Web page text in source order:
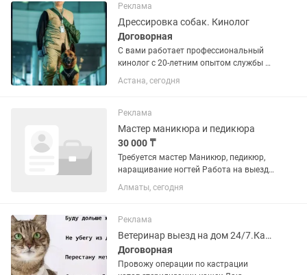
Функции: ИБП, беспроводная...
Реклама
Дрессировка собак. Кинолог
Договорная
С вами работает профессиональный
кинолог с 20-летним опытом службы в
кинологических подразделениях.
Имеются дипломы и сертификаты
чтобы ваша собака слушалась с...
Астана, сегодня
Реклама
Мастер маникюра и педикюра
30 000 ₸
Требуется мастер Маникюр, педикюр,
наращивание ногтей Работа на выезд
Выезжать к клиентам домой. Выезд
отплачивается отдельно, от
база клиентов...
Алматы, сегодня
Реклама
Ветеринар выезд на дом 24/7.Кастрация стерилизация кошек,котов
Договорная
Провожу операции по кастрации